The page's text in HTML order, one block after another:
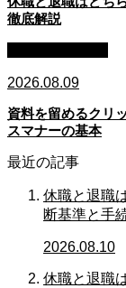
徹底解説
2026.08.09
資料を留めるクリ
スマナーの基本
最近の記事
休職と退職
断基準と手
2026.08.10
休職と退職